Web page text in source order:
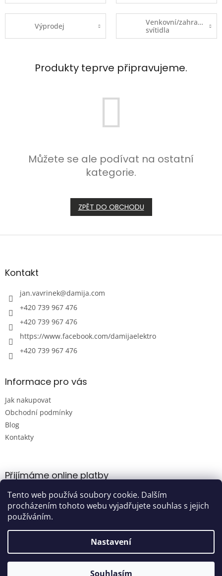
Tento web používá soubory cookie. Dalším
procházením tohoto webu vyjadřujete souhlas s jejich
používáním.
Nastavení
Souhlasím
Výprodej
Venkovní/zahradní
svítidla
Produkty teprve připravujeme.
Můžete se ale podívat na ostatní
kategorie.
ZPĚT DO OBCHODU
Z
aKontakt
jan.vavrinek@damija.com
+420 739 967 476
+420 739 967 476
https://www.facebook.com/damijaelektro
+420 739 967 476
Informace pro vás
Jak nakupovat
Obchodní podmínky
Blog
Kontakty
Přijímáme online platby
Vytvořil Shoptet